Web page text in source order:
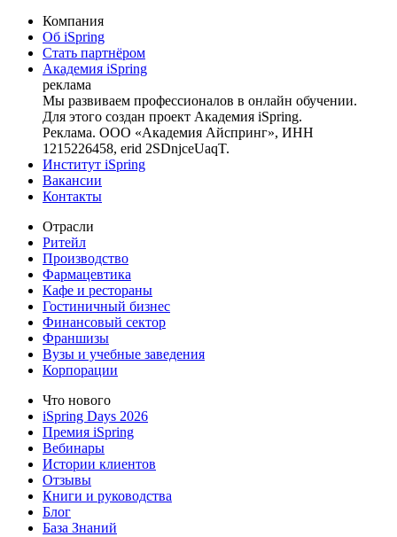
Компания
Об iSpring
Стать партнёром
Академия iSpring
реклама
Мы развиваем профессионалов в онлайн обучении.
Для этого создан проект Академия iSpring.
Реклама. ООО «Академия Айспринг», ИНН
1215226458, erid 2SDnjceUaqT.
Институт iSpring
Вакансии
Контакты
Отрасли
Ритейл
Производство
Фармацевтика
Кафе и рестораны
Гостиничный бизнес
Финансовый сектор
Франшизы
Вузы и учебные заведения
Корпорации
Что нового
iSpring Days 2026
Премия iSpring
Вебинары
Истории клиентов
Отзывы
Книги и руководства
Блог
База Знаний